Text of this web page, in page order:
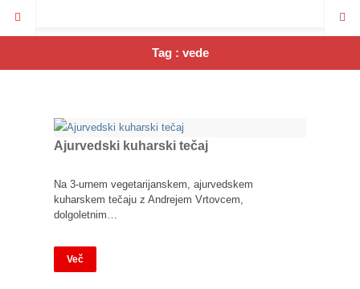
Tag : vede
Ajurvedski kuharski tečaj
Na 3-urnem vegetarijanskem, ajurvedskem
kuharskem tečaju z Andrejem Vrtovcem,
dolgoletnim…
Več